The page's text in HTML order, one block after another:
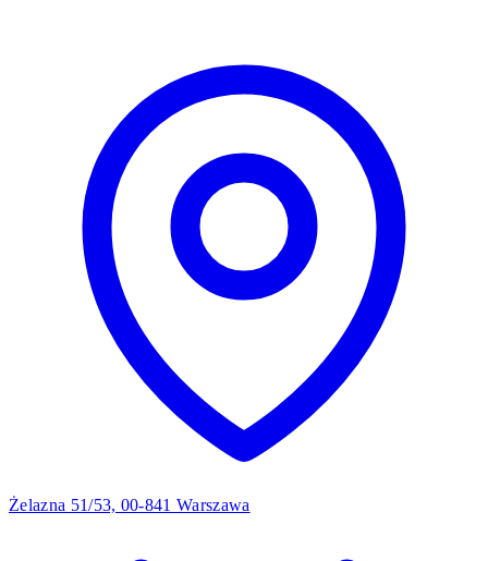
Żelazna 51/53, 00-841 Warszawa